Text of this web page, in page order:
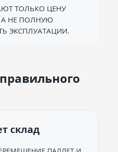
ТОЛЬКО ЦЕНУ
А НЕ ПОЛНУЮ
ЭКСПЛУАТАЦИИ.
склад